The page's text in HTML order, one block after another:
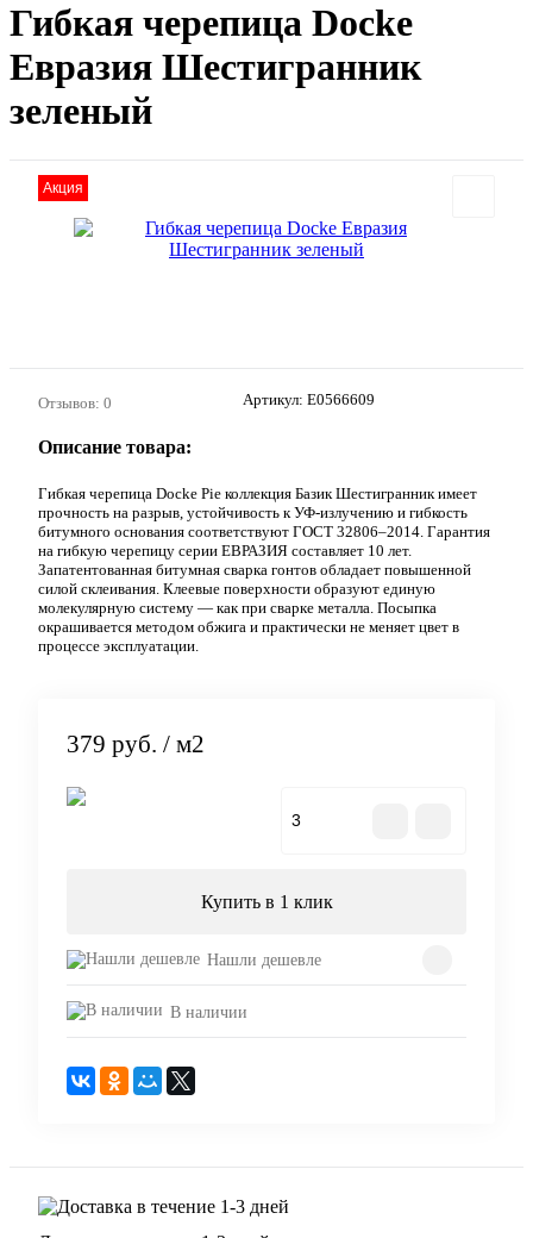
Гибкая черепица Docke
Евразия Шестигранник
зеленый
Акция
Отзывов: 0 Артикул: E0566609
Описание товара:
Гибкая черепица Docke Pie коллекция Базик Шестигранник имеет
прочность на разрыв, устойчивость к УФ-излучению и гибкость
битумного основания соответствуют ГОСТ 32806–2014. Гарантия
на гибкую черепицу серии ЕВРАЗИЯ составляет 10 лет.
Запатентованная битумная сварка гонтов обладает повышенной
силой склеивания. Клеевые поверхности образуют единую
молекулярную систему — как при сварке металла. Посыпка
окрашивается методом обжига и практически не меняет цвет в
процессе эксплуатации.
379 руб. / м2
Купить в 1 клик
Нашли дешевле
В наличии